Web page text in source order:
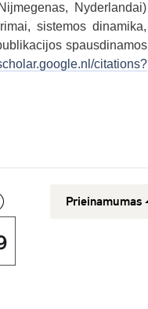
Nyderlandai)
sistemos dinamika,
spausdinamos
citations?
Prieinamumas